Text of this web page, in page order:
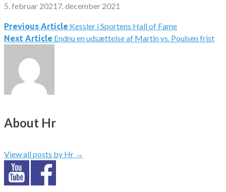
5. februar 2021 7. december 2021
Indlægsnavigation
Previous Article Kessler i Sportens Hall of Fame
Next Article Endnu en udsættelse af Martin vs. Poulsen frist
About Hr
View all posts by Hr →